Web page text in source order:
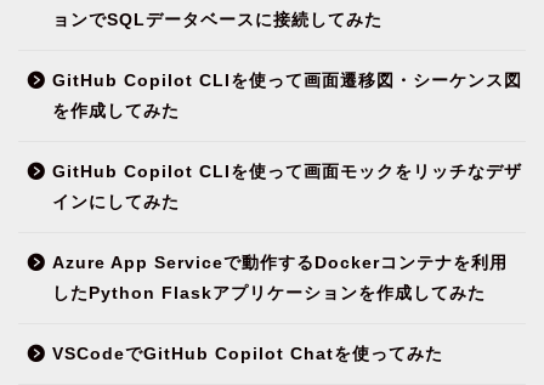
ョンでSQLデータベースに接続してみた
GitHub Copilot CLIを使って画面遷移図・シーケンス図
を作成してみた
GitHub Copilot CLIを使って画面モックをリッチなデザ
インにしてみた
Azure App Serviceで動作するDockerコンテナを利用
したPython Flaskアプリケーションを作成してみた
VSCodeでGitHub Copilot Chatを使ってみた